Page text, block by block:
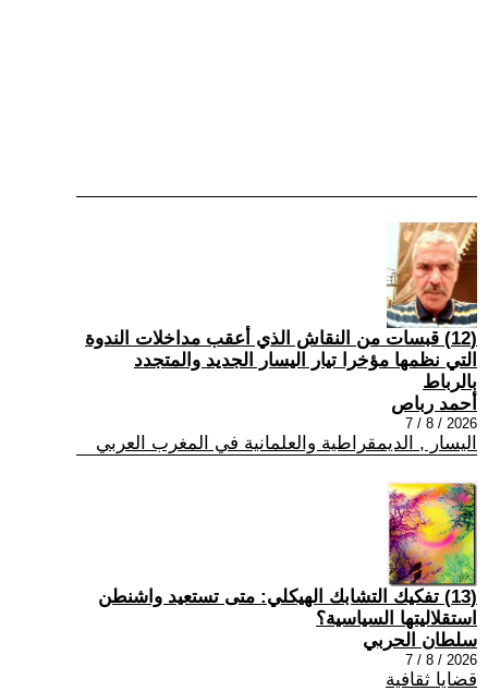
(12) قبسات من النقاش الذي أعقب مداخلات الندوة
التي نظمها مؤخرا تيار اليسار الجديد والمتجدد
بالرباط
أحمد رباص
2026 / 8 / 7
اليسار , الديمقراطية والعلمانية في المغرب العربي
(13) تفكيك التشابك الهيكلي: متى تستعيد واشنطن
استقلاليتها السياسية؟
سلطان الحربي
2026 / 8 / 7
قضايا ثقافية